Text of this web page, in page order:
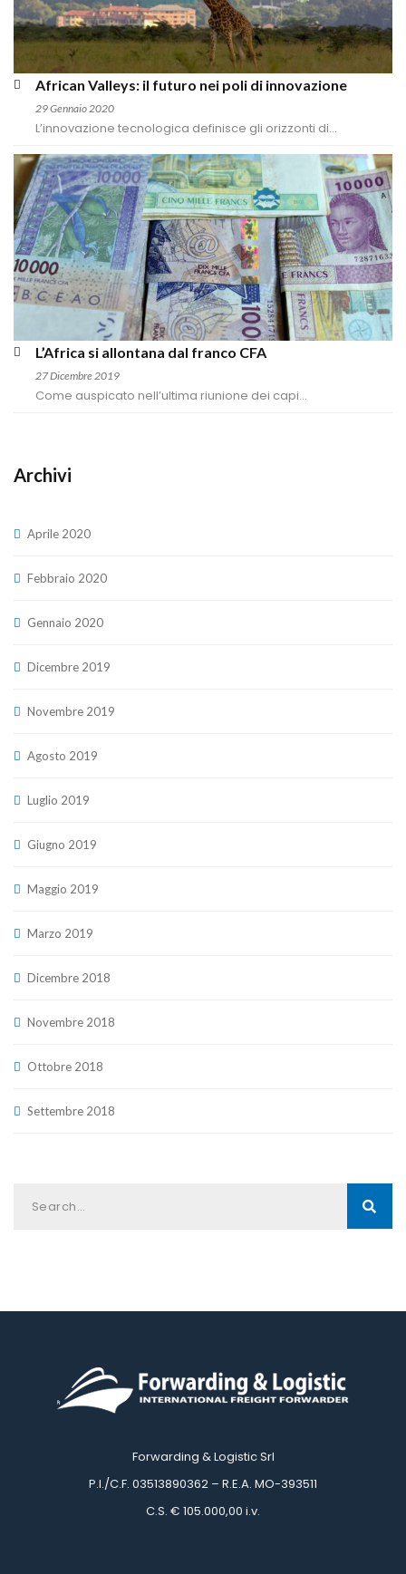
African Valleys: il futuro nei poli di innovazione
29 Gennaio 2020
L’innovazione tecnologica definisce gli orizzonti di...
L’Africa si allontana dal franco CFA
27 Dicembre 2019
Come auspicato nell’ultima riunione dei capi...
Archivi
Aprile 2020
Febbraio 2020
Gennaio 2020
Dicembre 2019
Novembre 2019
Agosto 2019
Luglio 2019
Giugno 2019
Maggio 2019
Marzo 2019
Dicembre 2018
Novembre 2018
Ottobre 2018
Settembre 2018
Forwarding & Logistic Srl
P.I./C.F. 03513890362 – R.E.A. MO-393511
C.S. € 105.000,00 i.v.